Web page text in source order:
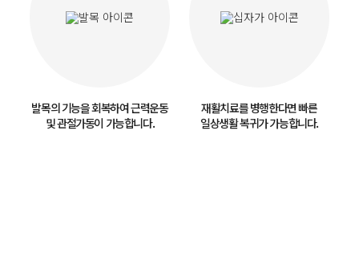
발목의 기능을 회복하여 근력운동
및 관절가동이 가능합니다.
재활치료를 병행한다면 빠른
일상생활 복귀가 가능합니다.